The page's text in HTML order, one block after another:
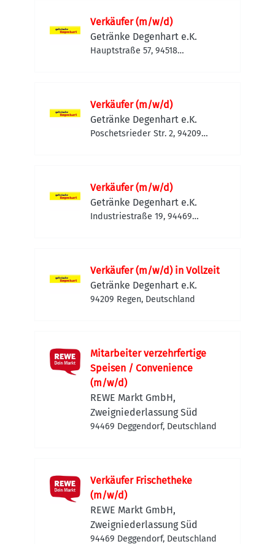
Verkäufer (m/w/d)
Getränke Degenhart e.K.
Hauptstraße 57, 94518
Verkäufer (m/w/d)
Getränke Degenhart e.K.
Poschetsrieder Str. 2, 94209
Verkäufer (m/w/d)
Getränke Degenhart e.K.
Industriestraße 19, 94469
Verkäufer (m/w/d) in Vollzeit
Getränke Degenhart e.K.
94209 Regen, Deutschland
Mitarbeiter verzehrfertige
Speisen / Convenience
(m/w/d)
REWE Markt GmbH,
Zweigniederlassung Süd
94469 Deggendorf, Deutschland
Verkäufer Frischetheke
(m/w/d)
REWE Markt GmbH,
Zweigniederlassung Süd
94469 Deggendorf, Deutschland